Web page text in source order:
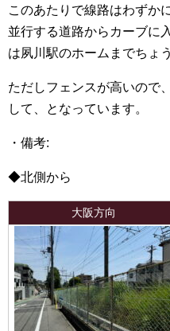
このあたりで線路はわずか
並行する道路からカーブに
は夙川駅のホームまでちょ
ただしフェンスが高いので
して、となっています。
・備考:
◆北側から
大阪方向